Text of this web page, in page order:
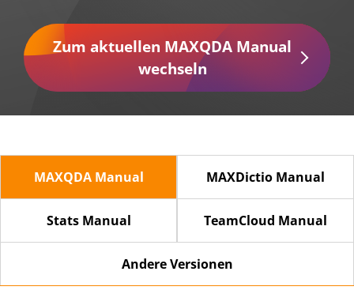
Zum aktuellen MAXQDA Manual
wechseln
MAXQDA Manual MAXDictio Manual
Stats Manual TeamCloud Manual
Andere Versionen